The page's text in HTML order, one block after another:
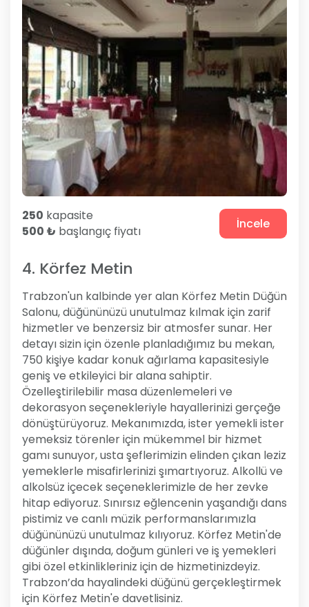
250 kapasite
500 ₺ başlangıç fiyatı İncele
4. Körfez Metin
Trabzon'un kalbinde yer alan Körfez Metin Düğün
Salonu, düğününüzü unutulmaz kılmak için zarif
hizmetler ve benzersiz bir atmosfer sunar. Her
detayı sizin için özenle planladığımız bu mekan,
750 kişiye kadar konuk ağırlama kapasitesiyle
geniş ve etkileyici bir alana sahiptir.
Özelleştirilebilir masa düzenlemeleri ve
dekorasyon seçenekleriyle hayallerinizi gerçeğe
dönüştürüyoruz. Mekanımızda, ister yemekli ister
yemeksiz törenler için mükemmel bir hizmet
gamı sunuyor, usta şeflerimizin elinden çıkan leziz
yemeklerle misafirlerinizi şımartıyoruz. Alkollü ve
alkolsüz içecek seçeneklerimizle de her zevke
hitap ediyoruz. Sınırsız eğlencenin yaşandığı dans
pistimiz ve canlı müzik performanslarımızla
düğününüzü unutulmaz kılıyoruz. Körfez Metin'de
düğünler dışında, doğum günleri ve iş yemekleri
gibi özel etkinlikleriniz için de hizmetinizdeyiz.
Trabzon’da hayalindeki düğünü gerçekleştirmek
için Körfez Metin'e davetlisiniz.